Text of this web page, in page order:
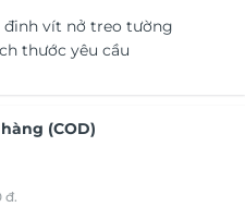
đinh vít nở treo tường
thước yêu cầu
(COD)
đ.